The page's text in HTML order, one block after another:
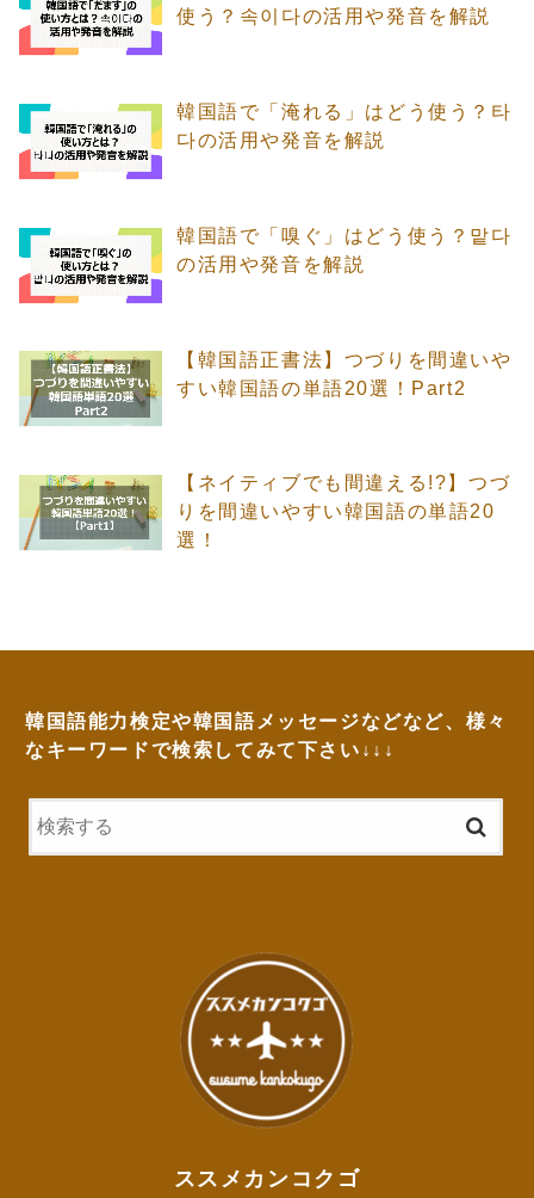
使う？속이다の活用や発音を解説
韓国語で「淹れる」はどう使う？타
다の活用や発音を解説
韓国語で「嗅ぐ」はどう使う？맡다
の活用や発音を解説
【韓国語正書法】つづりを間違いや
すい韓国語の単語20選！Part2
【ネイティブでも間違える!?】つづ
りを間違いやすい韓国語の単語20
選！
韓国語能力検定や韓国語メッセージなどなど、様々
なキーワードで検索してみて下さい↓↓↓
ススメカンコクゴ